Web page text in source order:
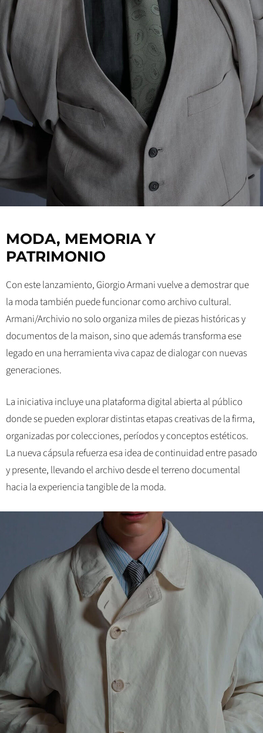
MODA, MEMORIA Y
PATRIMONIO
Con este lanzamiento, Giorgio Armani vuelve a demostrar que
la moda también puede funcionar como archivo cultural.
Armani/Archivio no solo organiza miles de piezas históricas y
documentos de la maison, sino que además transforma ese
legado en una herramienta viva capaz de dialogar con nuevas
generaciones.
La iniciativa incluye una plataforma digital abierta al público
donde se pueden explorar distintas etapas creativas de la firma,
organizadas por colecciones, períodos y conceptos estéticos.
La nueva cápsula refuerza esa idea de continuidad entre pasado
y presente, llevando el archivo desde el terreno documental
hacia la experiencia tangible de la moda.